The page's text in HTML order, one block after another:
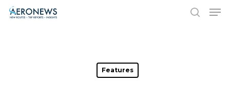
Hit enter to search or ESC to close
Features